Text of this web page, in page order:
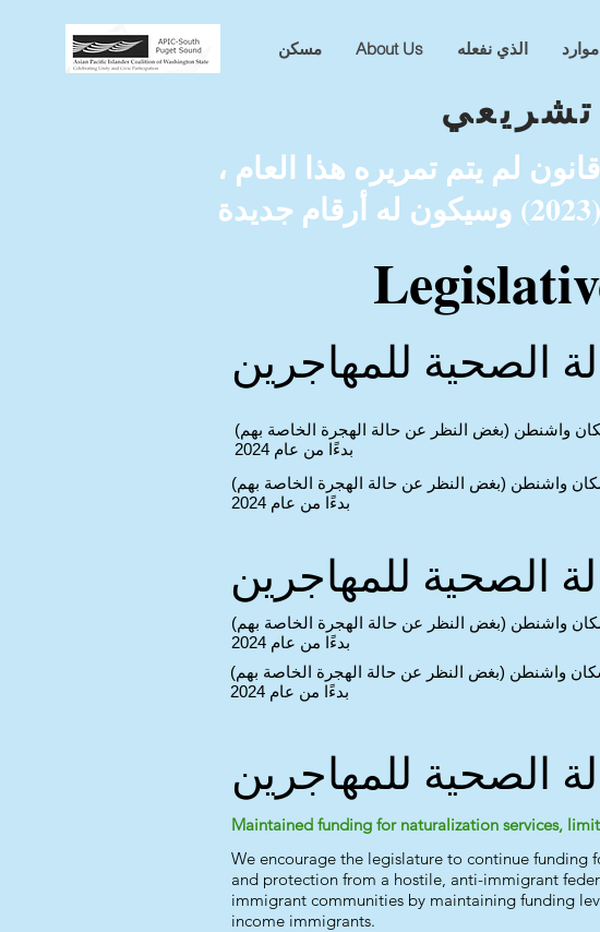
مسكن About Us الذي نفعله موارد
2022! أي مشروع قانون لم يتم تمريره هذا العام ،
الصحية للمهاجرين
سكان واشنطن (بغض النظر عن حالة الهجرة الخاصة بهم)
بدءًا من عام 2024
سكان واشنطن (بغض النظر عن حالة الهجرة الخاصة بهم)
بدءًا من عام 2024
الصحية للمهاجرين
سكان واشنطن (بغض النظر عن حالة الهجرة الخاصة بهم)
بدءًا من عام 2024
سكان واشنطن (بغض النظر عن حالة الهجرة الخاصة بهم)
بدءًا من عام 2024
الصحية للمهاجرين
Maintained funding for naturalization services,
We encourage the legislature to continue funding
and protection from a hostile, anti-immigrant
immigrant communities by maintaining funding
income immigrants.